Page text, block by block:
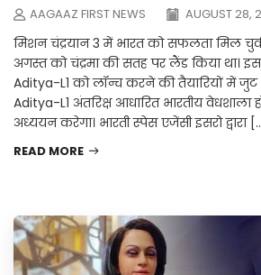
AAGAAZ FIRST NEWS AUGUST 28,
मिशन चंद्रयान 3 में भारत को सफलता मिल
अगस्त को चंद्रमा की सतह पर लैंड किया था।
Aditya-L1 को लॉन्च करने की तैयारियों में जुट
Aditya-L1 अंतरिक्ष आधारित भारतीय वेधशाला
अध्ययन करेगा। भारती स्पेस एजेंसी इसरो द्वारा
READ MORE